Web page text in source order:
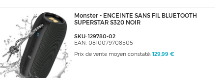
Monster - ENCEINTE SANS FIL BLUETOOTH
SUPERSTAR S320 NOIR
SKU: 129780-02
EAN: 0810079708505
Prix de vente moyen constaté: 129,99 €